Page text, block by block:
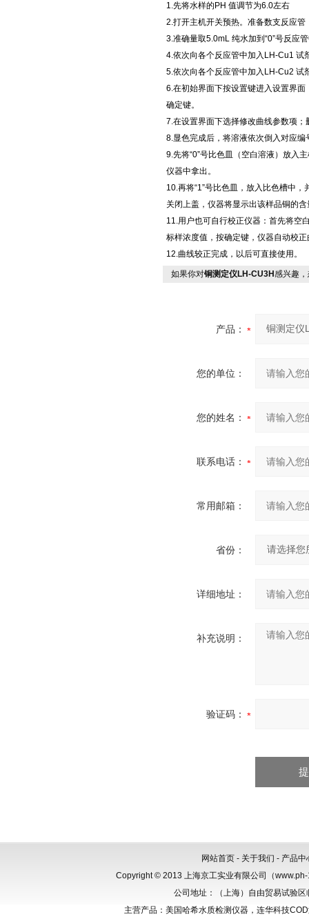
1.先将水样的PH 值调节为6.0左右
2.打开主机开关预热。准备数支反应
3.准确量取5.0mL 纯水加到“0”号反应
4.依次向各个反应管中加入LH-Cu1 试
5.依次向各个反应管中加入LH-Cu2 试
6.在初始界面下按设置键进入设置界
确定键。
7.在设置界面下选择修改曲线参数项
8.显色完成后，将溶液依次倒入对应
9.先将“0”号比色皿（空白溶液）放入
仪器中拿出。
10.再将“1”号比色皿，放入比色槽中
关闭上盖，仪器将显示出该样品铜的含
11.用户也可自行校正仪器：首先将空
标样浓度值，按确定键，仪器自动校正
12.曲线较正完成，以后可直接使用。
如果你对铜测定仪LH-CU3H感兴趣
产品：
您的单位：
您的姓名：
联系电话：
常用邮箱：
省份：
详细地址：
补充说明：
验证码：
网站首页 - 关于我们 - 产品中
Copyright © 2013 上海京工实业有限公司（
公司地址：（上海）自由贸易试验
主营产品：美国哈希水质检测仪器，连华科技